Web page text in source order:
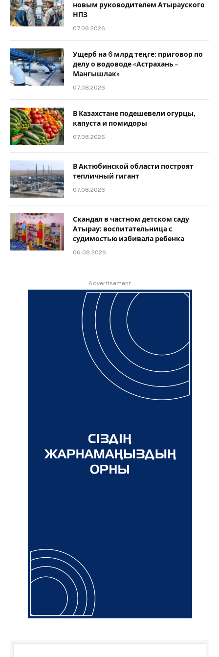
новым руководителем Атырауского
НПЗ
07.08.2026
Ущерб на 6 млрд теңге: приговор по
делу о водоводе «Астрахань –
Мангышлак»
07.08.2026
В Казахстане подешевели огурцы,
капуста и помидоры
07.08.2026
В Актюбинской области построят
тепличный гигант
07.08.2026
Скандал в частном детском саду
Атырау: воспитательница с
судимостью избивала ребенка
06.08.2026
Advertisement